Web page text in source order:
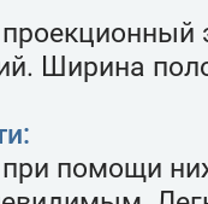
Ширина
помощи